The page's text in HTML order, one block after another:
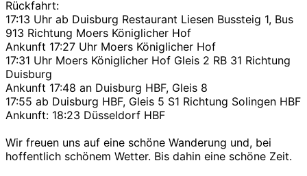
Rückfahrt:
17:13 Uhr ab Duisburg Restaurant Liesen Bussteig 1, Bus
913 Richtung Moers Königlicher Hof
Ankunft 17:27 Uhr Moers Königlicher Hof
17:31 Uhr Moers Königlicher Hof Gleis 2 RB 31 Richtung
Duisburg
Ankunft 17:48 an Duisburg HBF, Gleis 8
17:55 ab Duisburg HBF, Gleis 5 S1 Richtung Solingen HBF
Ankunft: 18:23 Düsseldorf HBF
Wir freuen uns auf eine schöne Wanderung und, bei
hoffentlich schönem Wetter. Bis dahin eine schöne Zeit.